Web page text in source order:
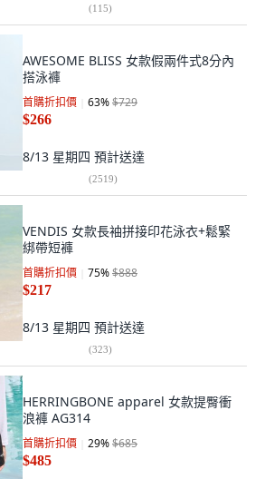
(115)
AWESOME BLISS 女款假兩件式8分內
搭泳褲
首購折扣價 63%$729
$266
8/13 星期四 預計送達
(2519)
VENDIS 女款長袖拼接印花泳衣+鬆緊
綁帶短褲
首購折扣價 75%$888
$217
8/13 星期四 預計送達
(323)
HERRINGBONE apparel 女款提臀衝
浪褲 AG314
首購折扣價 29%$685
$485